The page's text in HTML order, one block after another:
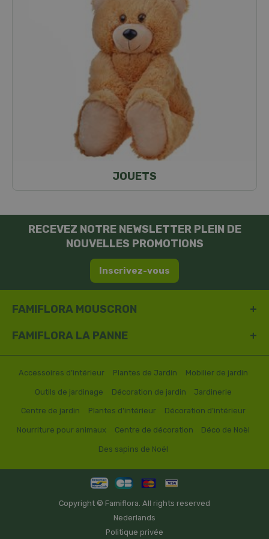
JOUETS
RECEVEZ NOTRE NEWSLETTER PLEIN DE
NOUVELLES PROMOTIONS
Inscrivez-vous
FAMIFLORA MOUSCRON
FAMIFLORA LA PANNE
Accessoires d’intérieur Plantes de Jardin Mobilier de jardin
Outils de jardinage Décoration de jardin Jardinerie
Centre de jardin Plantes d'intérieur Décoration d’intérieur
Nourriture pour animaux Centre de décoration Déco de Noël
Des sapins de Noël
Copyright © Famiflora. All rights reserved
Nederlands
Politique privée